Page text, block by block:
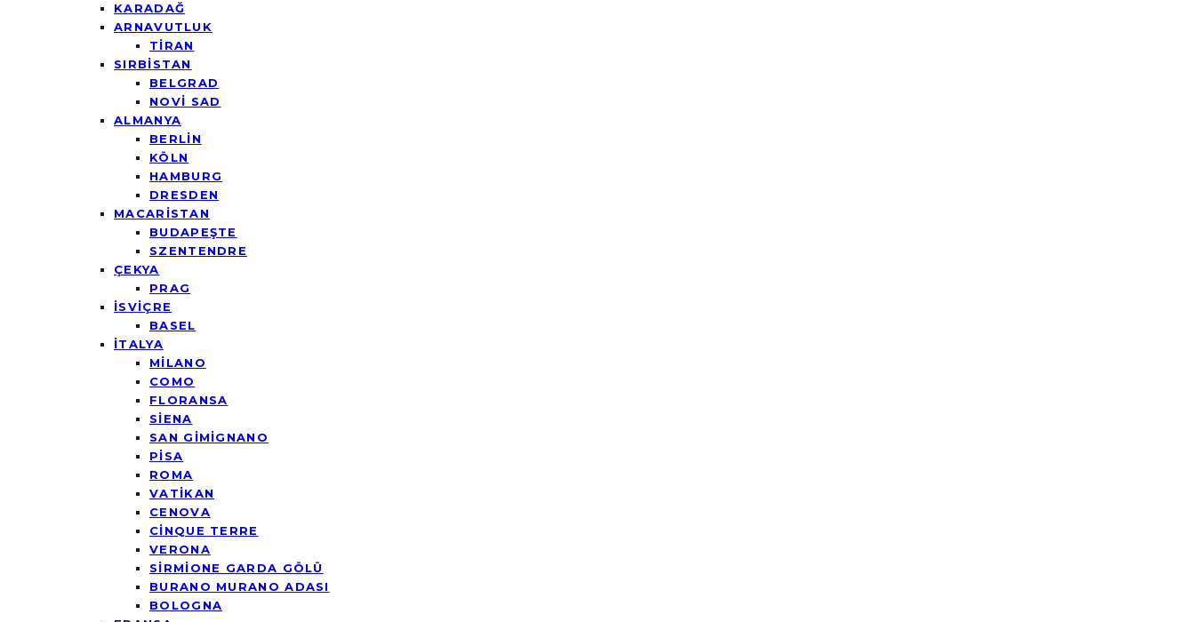
KARADAĞ
ARNAVUTLUK
TİRAN
SIRBİSTAN
BELGRAD
NOVİ SAD
ALMANYA
BERLİN
KÖLN
HAMBURG
DRESDEN
MACARİSTAN
BUDAPEŞTE
SZENTENDRE
ÇEKYA
PRAG
İSVİÇRE
BASEL
İTALYA
MİLANO
COMO
FLORANSA
SİENA
SAN GİMİGNANO
PİSA
ROMA
VATİKAN
CENOVA
CİNQUE TERRE
VERONA
SİRMİONE GARDA GÖLÜ
BURANO MURANO ADASI
BOLOGNA